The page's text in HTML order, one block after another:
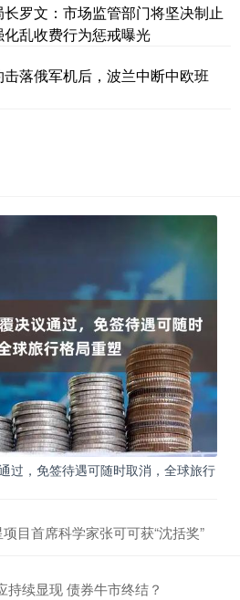
罗文：市场监管部门将坚决制止
乱收费行为惩戒曝光
落俄军机后，波兰中断中欧班
过，免签待遇可随时取消，全球旅行
目首席科学家张可可获“沈括奖”
持续显现 债券牛市终结？